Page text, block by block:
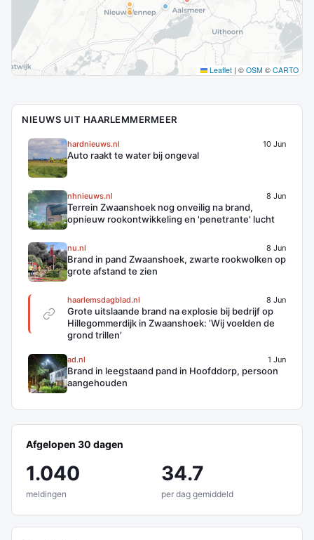
Leaflet | © OSM © CARTO
NIEUWS UIT HAARLEMMERMEER
hardnieuws.nl 10 Jun
Auto raakt te water bij ongeval
nhnieuws.nl 8 Jun
Terrein Zwaanshoek nog onveilig na brand,
opnieuw rookontwikkeling en 'penetrante' lucht
nu.nl 8 Jun
Brand in pand Zwaanshoek, zwarte rookwolken op
grote afstand te zien
haarlemsdagblad.nl 8 Jun
Grote uitslaande brand na explosie bij bedrijf op
Hillegommerdijk in Zwaanshoek: ’Wij voelden de
grond trillen’
ad.nl 1 Jun
Brand in leegstaand pand in Hoofddorp, persoon
aangehouden
Afgelopen 30 dagen
1.040
meldingen
34.7
per dag gemiddeld